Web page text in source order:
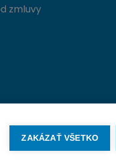
ZAKÁZAŤ VŠETKO
zmluvy
Vytvorené na